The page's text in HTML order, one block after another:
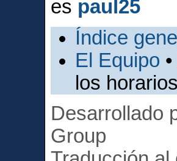
es paul25
Índice
El Equipo •
los
Desarrollado
Group